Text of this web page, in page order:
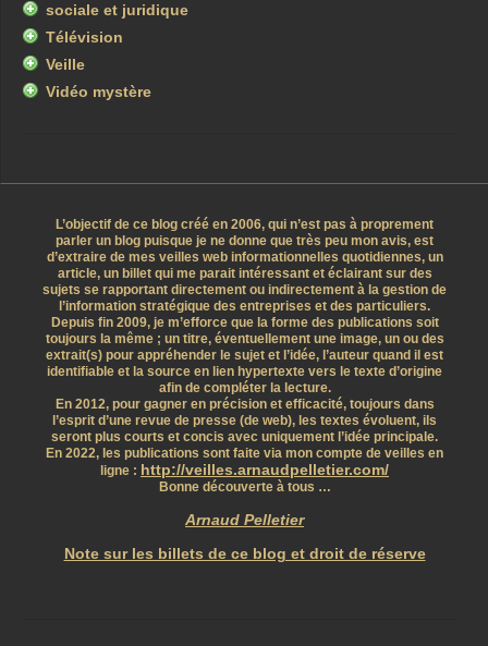
sociale et juridique
Télévision
Veille
Vidéo mystère
L’objectif de ce blog créé en 2006, qui n’est pas à proprement
parler un blog puisque je ne donne que très peu mon avis, est
d’extraire de mes veilles web informationnelles quotidiennes, un
article, un billet qui me parait intéressant et éclairant sur des
sujets se rapportant directement ou indirectement à la gestion de
l’information stratégique des entreprises et des particuliers.
Depuis fin 2009, je m’efforce que la forme des publications soit
toujours la même ; un titre, éventuellement une image, un ou des
extrait(s) pour appréhender le sujet et l’idée, l’auteur quand il est
identifiable et la source en lien hypertexte vers le texte d’origine
afin de compléter la lecture.
En 2012, pour gagner en précision et efficacité, toujours dans
l’esprit d’une revue de presse (de web), les textes évoluent, ils
seront plus courts et concis avec uniquement l’idée principale.
En 2022, les publications sont faite via mon compte de veilles en
ligne : http://veilles.arnaudpelletier.com/
Bonne découverte à tous …
Arnaud Pelletier
Note sur les billets de ce blog et droit de réserve